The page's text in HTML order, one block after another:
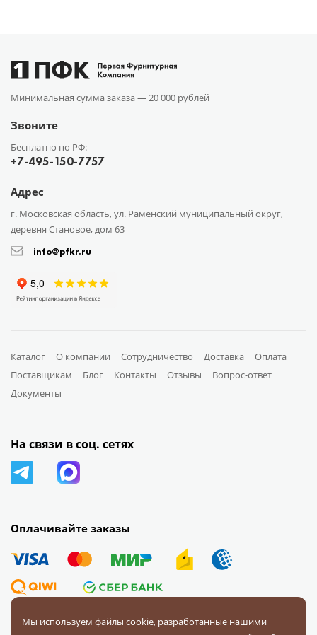
Минимальная сумма заказа — 20 000 рублей
Звоните
Бесплатно по РФ:
+7-495-150-7757
Адрес
г. Московская область, ул. Раменский муниципальный округ,
деревня Становое, дом 63
info@pfkr.ru
Каталог О компании Сотрудничество Доставка
Оплата
Поставщикам
Блог Контакты Отзывы
Вопрос-ответ
Документы
Оплачивайте заказы
На связи в соц. сетях
Мы используем файлы cookie, разработанные нашими